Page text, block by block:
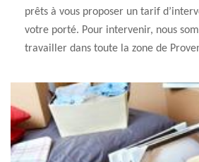
prêts à vous proposer un tarif
votre porté. Pour intervenir, nous
travailler dans toute la zone de